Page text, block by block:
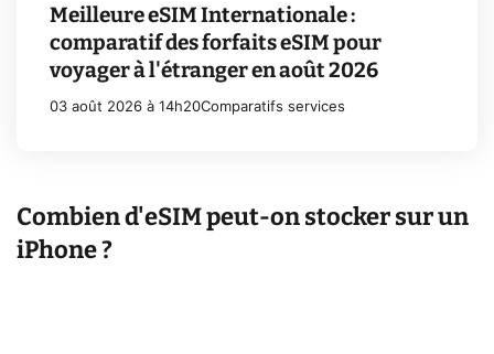
Meilleure eSIM Internationale :
comparatif des forfaits eSIM pour
voyager à l'étranger en août 2026
03 août 2026 à 14h20Comparatifs services
Combien d'eSIM peut-on stocker sur un
iPhone ?